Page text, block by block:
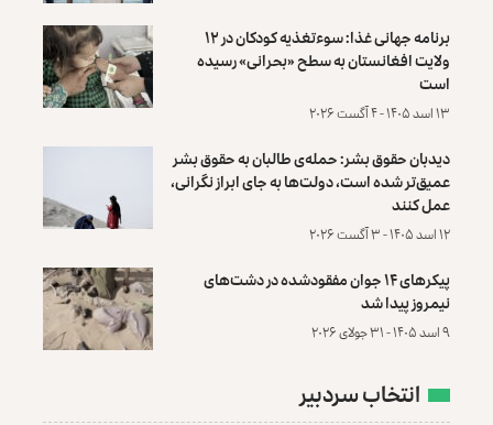
برنامه جهانی غذا: سوءتغذیه کودکان در ۱۲
ولایت افغانستان به سطح «بحرانی» رسیده
است
۱۳ اسد ۱۴۰۵ - ۴ آگست ۲۰۲۶
دیدبان حقوق بشر: حمله‌ی طالبان به حقوق بشر
عمیق‌تر شده است، دولت‌ها به جای ابراز نگرانی،
عمل کنند
۱۲ اسد ۱۴۰۵ - ۳ آگست ۲۰۲۶
پیکرهای ۱۴ جوان مفقودشده در دشت‌های
نیمروز پیدا شد
۹ اسد ۱۴۰۵ - ۳۱ جولای ۲۰۲۶
انتخاب سردبیر